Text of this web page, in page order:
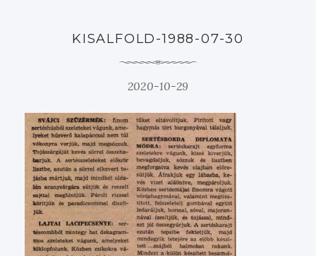
KISALFOLD-1988-07-30
2020-10-29